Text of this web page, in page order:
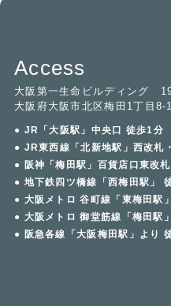
Access
大阪第一生命ビルディング
大阪府大阪市北区梅田1丁目8-
● JR「大阪駅」中央口 徒歩1分
● JR東西線「北新地駅」西改札
● 阪神「梅田駅」百貨店口東改
● 地下鉄四ツ橋線「西梅田駅」
● 大阪メトロ 谷町線「東梅田駅
● 大阪メトロ 御堂筋線「梅田駅
● 阪急各線「大阪梅田駅」より